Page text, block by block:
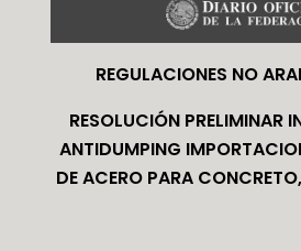
REGULACIONES NO
RESOLUCIÓN PRELIMINAR
ANTIDUMPING
DE ACERO PARA